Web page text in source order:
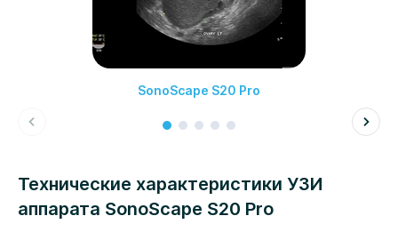
SonoScape S20 Pro
Технические характеристики УЗИ
аппарата SonoScape S20 Pro